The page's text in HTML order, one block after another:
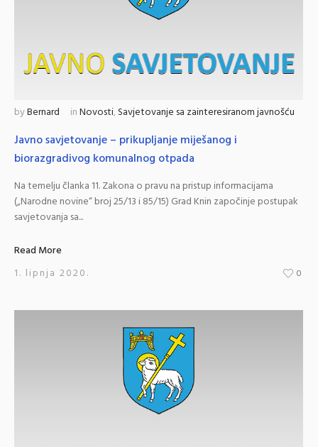
byBernard inNovosti,Savjetovanje sa zainteresiranom javnošću
Javno savjetovanje – prikupljanje miješanog i
biorazgradivog komunalnog otpada
Na temelju članka 11. Zakona o pravu na pristup informacijama
(„Narodne novine“ broj 25/13 i 85/15) Grad Knin započinje postupak
savjetovanja sa...
Read More
1. lipnja 2020.
0